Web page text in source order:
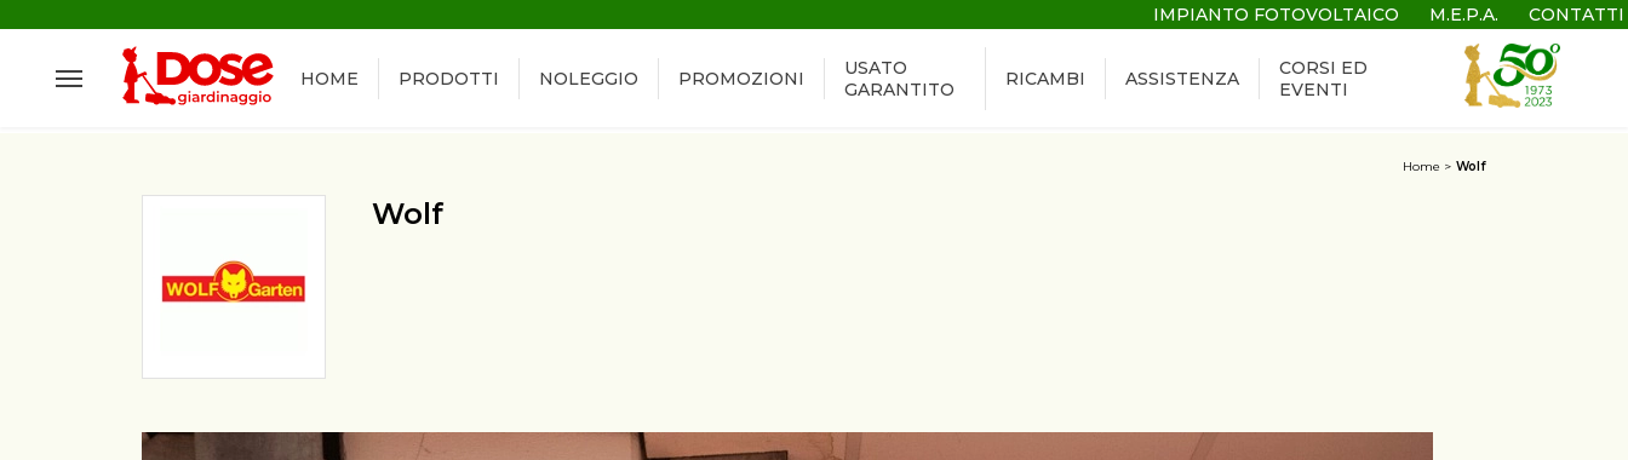
IMPIANTO FOTOVOLTAICO M.E.P.A. CONTATTI
HOME PRODOTTI NOLEGGIO PROMOZIONI
USATO
GARANTITO
RICAMBI ASSISTENZA
CORSI ED
EVENTI
Home Wolf
Wolf